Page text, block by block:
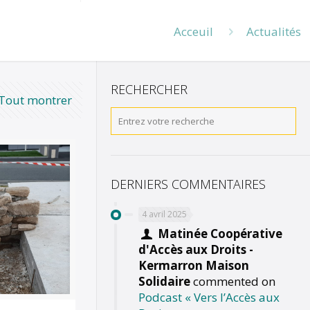
Acceuil Actualités
montrer
RECHERCHER
DERNIERS COMMENTAIRES
4 avril 2025
Matinée Coopérative
d'Accès aux Droits -
Kermarron Maison
Solidairecommented on
Podcast « Vers l’Accès aux